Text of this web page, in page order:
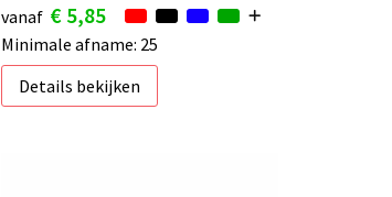
vanaf € 5,85
Minimale afname: 25
Details bekijken